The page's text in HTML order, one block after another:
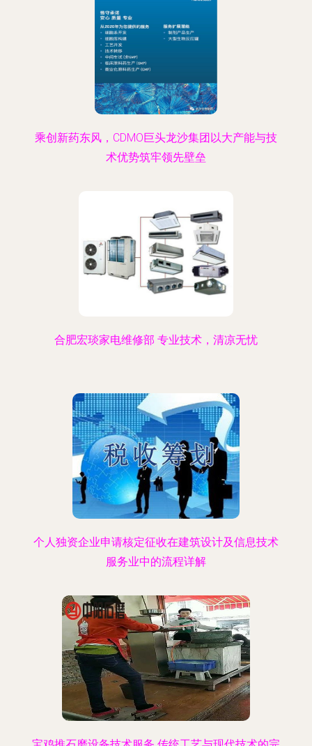
乘创新药东风，CDMO巨头龙沙集团以大产能与技
术优势筑牢领先壁垒
合肥宏琰家电维修部 专业技术，清凉无忧
个人独资企业申请核定征收在建筑设计及信息技术
服务业中的流程详解